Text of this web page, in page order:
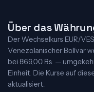
Über das
Der Wechselkurs EUR/
Venezolanischer Bolívar
bei 869,00 Bs. —
Einheit. Die Kurse auf
aktualisiert.